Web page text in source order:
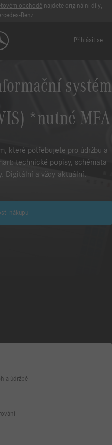
obchodě najdete originální díly,
Benz.
Přihlásit se
systém
*nutné MFA
které potřebujete pro údržbu a
technické popisy, schémata
Digitální a vždy aktuální.
nákupu
a údržbě